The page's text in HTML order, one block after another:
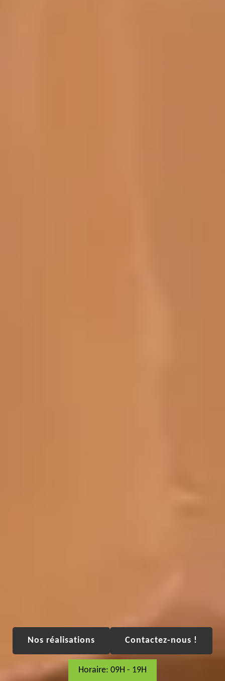
Nos réalisations Contactez-nous !
Horaire: 09H - 19H